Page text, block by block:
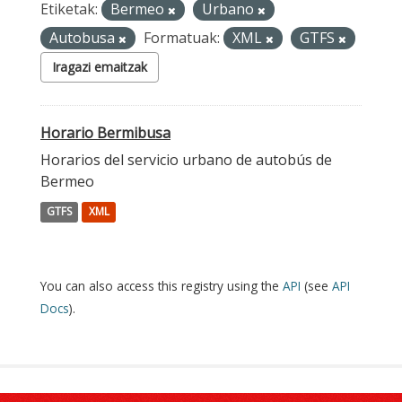
Etiketak: Bermeo
Urbano
Autobusa
Formatuak: XML GTFS
Iragazi emaitzak
Horario Bermibusa
Horarios del servicio urbano de autobús de
Bermeo
GTFS XML
You can also access this registry using the API (see API
Docs).